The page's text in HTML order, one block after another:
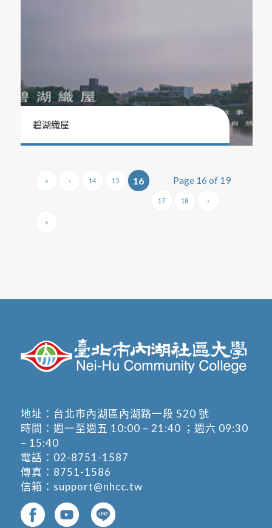
碧湖織屋
Page 16 of 19
« ‹ 14 15 16
17 18 ›
»
地址： 台北市內湖區內湖路一段 520 號
時間：週一至週五 10:00 – 21:40 ；週六 09:30
– 15:40
電話： 02-8751-1587
傳真：8751-1586
信箱： support@nhcc.tw